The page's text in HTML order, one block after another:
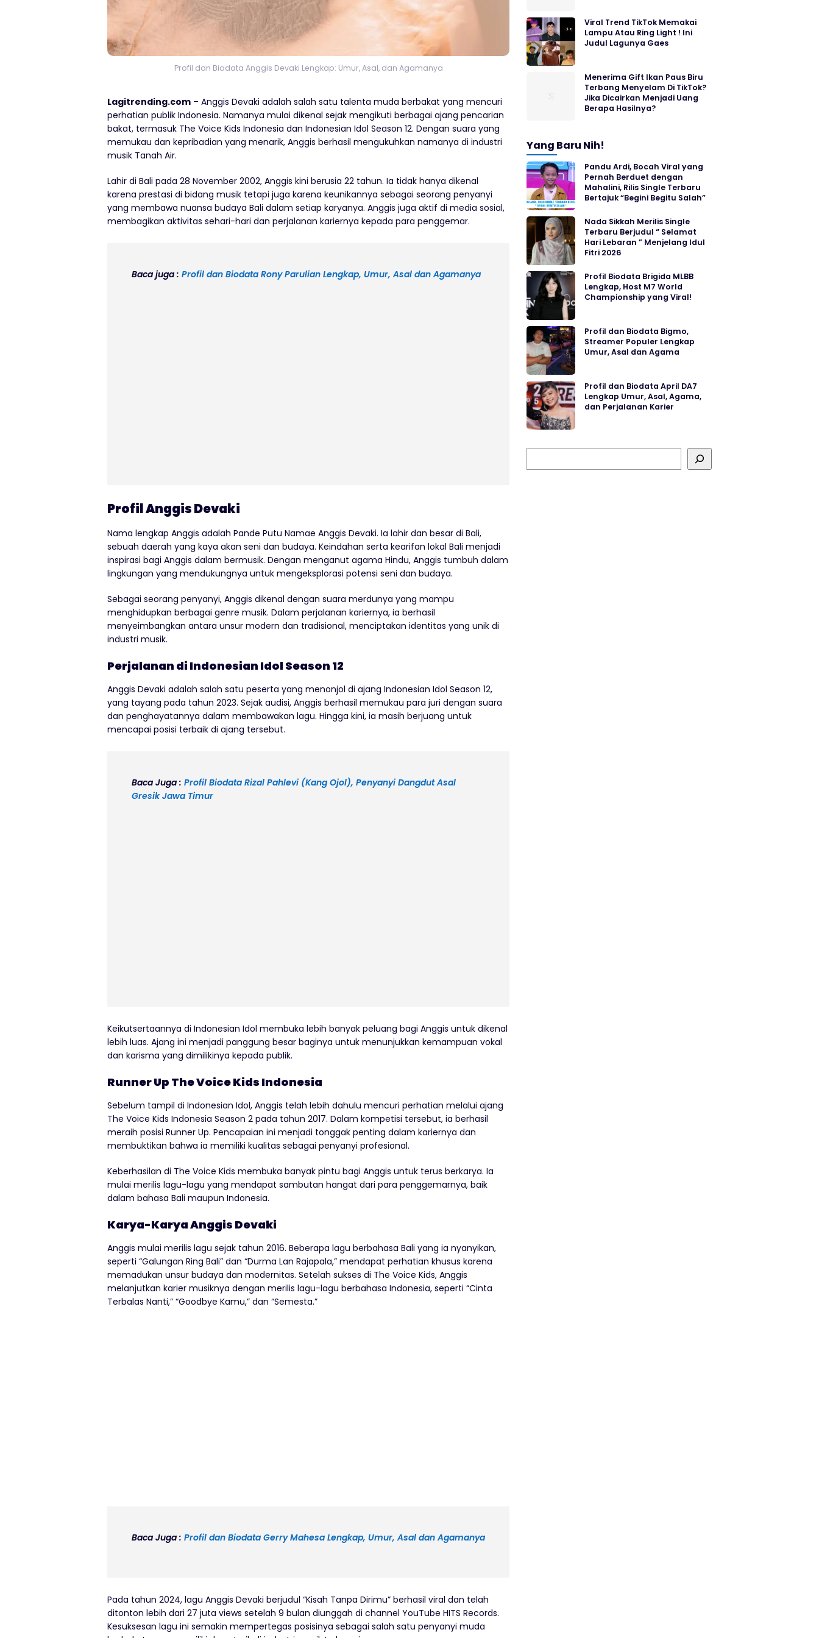
Profil dan Biodata Anggis Devaki Lengkap: Umur, Asal, dan Agamanya
Lagitrending.com – Anggis Devaki adalah salah satu talenta muda berbakat yang mencuri
perhatian publik Indonesia. Namanya mulai dikenal sejak mengikuti berbagai ajang pencarian
bakat, termasuk The Voice Kids Indonesia dan Indonesian Idol Season 12. Dengan suara yang
memukau dan kepribadian yang menarik, Anggis berhasil mengukuhkan namanya di industri
musik Tanah Air.
Lahir di Bali pada 28 November 2002, Anggis kini berusia 22 tahun. Ia tidak hanya dikenal
karena prestasi di bidang musik tetapi juga karena keunikannya sebagai seorang penyanyi
yang membawa nuansa budaya Bali dalam setiap karyanya. Anggis juga aktif di media sosial,
membagikan aktivitas sehari-hari dan perjalanan kariernya kepada para penggemar.
Baca juga : Profil dan Biodata Rony Parulian Lengkap, Umur, Asal dan Agamanya
Profil Anggis Devaki
Nama lengkap Anggis adalah Pande Putu Namae Anggis Devaki. Ia lahir dan besar di Bali,
sebuah daerah yang kaya akan seni dan budaya. Keindahan serta kearifan lokal Bali menjadi
inspirasi bagi Anggis dalam bermusik. Dengan menganut agama Hindu, Anggis tumbuh dalam
lingkungan yang mendukungnya untuk mengeksplorasi potensi seni dan budaya.
Sebagai seorang penyanyi, Anggis dikenal dengan suara merdunya yang mampu
menghidupkan berbagai genre musik. Dalam perjalanan kariernya, ia berhasil
menyeimbangkan antara unsur modern dan tradisional, menciptakan identitas yang unik di
industri musik.
Perjalanan di Indonesian Idol Season 12
Anggis Devaki adalah salah satu peserta yang menonjol di ajang Indonesian Idol Season 12,
yang tayang pada tahun 2023. Sejak audisi, Anggis berhasil memukau para juri dengan suara
dan penghayatannya dalam membawakan lagu. Hingga kini, ia masih berjuang untuk
mencapai posisi terbaik di ajang tersebut.
Baca Juga : Profil Biodata Rizal Pahlevi (Kang Ojol), Penyanyi Dangdut Asal
Gresik Jawa Timur
Keikutsertaannya di Indonesian Idol membuka lebih banyak peluang bagi Anggis untuk dikenal
lebih luas. Ajang ini menjadi panggung besar baginya untuk menunjukkan kemampuan vokal
dan karisma yang dimilikinya kepada publik.
Runner Up The Voice Kids Indonesia
Sebelum tampil di Indonesian Idol, Anggis telah lebih dahulu mencuri perhatian melalui ajang
The Voice Kids Indonesia Season 2 pada tahun 2017. Dalam kompetisi tersebut, ia berhasil
meraih posisi Runner Up. Pencapaian ini menjadi tonggak penting dalam kariernya dan
membuktikan bahwa ia memiliki kualitas sebagai penyanyi profesional.
Keberhasilan di The Voice Kids membuka banyak pintu bagi Anggis untuk terus berkarya. Ia
mulai merilis lagu-lagu yang mendapat sambutan hangat dari para penggemarnya, baik
dalam bahasa Bali maupun Indonesia.
Karya-Karya Anggis Devaki
Anggis mulai merilis lagu sejak tahun 2016. Beberapa lagu berbahasa Bali yang ia nyanyikan,
seperti “Galungan Ring Bali” dan “Durma Lan Rajapala,” mendapat perhatian khusus karena
memadukan unsur budaya dan modernitas. Setelah sukses di The Voice Kids, Anggis
melanjutkan karier musiknya dengan merilis lagu-lagu berbahasa Indonesia, seperti “Cinta
Terbalas Nanti,” “Goodbye Kamu,” dan “Semesta.”
Baca Juga : Profil dan Biodata Gerry Mahesa Lengkap, Umur, Asal dan Agamanya
Pada tahun 2024, lagu Anggis Devaki berjudul “Kisah Tanpa Dirimu” berhasil viral dan telah
ditonton lebih dari 27 juta views setelah 9 bulan diunggah di channel YouTube HITS Records.
Kesuksesan lagu ini semakin mempertegas posisinya sebagai salah satu penyanyi muda
Viral Trend TikTok Memakai
Lampu Atau Ring Light ! Ini
Judul Lagunya Gaes
Menerima Gift Ikan Paus Biru
Terbang Menyelam Di TikTok?
Jika Dicairkan Menjadi Uang
Berapa Hasilnya?
Yang Baru Nih!
Pandu Ardi, Bocah Viral yang
Pernah Berduet dengan
Mahalini, Rilis Single Terbaru
Bertajuk “Begini Begitu Salah”
Nada Sikkah Merilis Single
Terbaru Berjudul “ Selamat
Hari Lebaran ” Menjelang Idul
Fitri 2026
Profil Biodata Brigida MLBB
Lengkap, Host M7 World
Championship yang Viral!
Profil dan Biodata Bigmo,
Streamer Populer Lengkap
Umur, Asal dan Agama
Profil dan Biodata April DA7
Lengkap Umur, Asal, Agama,
dan Perjalanan Karier